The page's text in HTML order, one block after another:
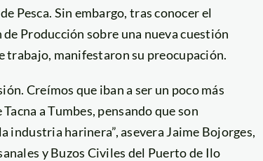
Pesca. Sin embargo, tras conocer el
Producción sobre una nueva cuestión
trabajo, manifestaron su preocupación.
Creímos que iban a ser un poco más
a Tumbes, pensando que son
industria harinera”, asevera Jaime Bojorges,
y Buzos Civiles del Puerto de Ilo